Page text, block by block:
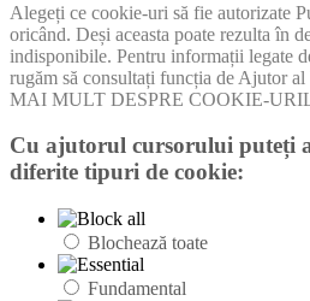
Alegeți ce cookie-uri să fie autorizate
oricând. Deși aceasta poate rezulta în
indisponibile. Pentru informații legate
rugăm să consultați funcția de Ajutor
MAI MULT DESPRE COOKIE-
Cu ajutorul cursorului puteți
diferite tipuri de cookie:
Blochează toate
Fundamental